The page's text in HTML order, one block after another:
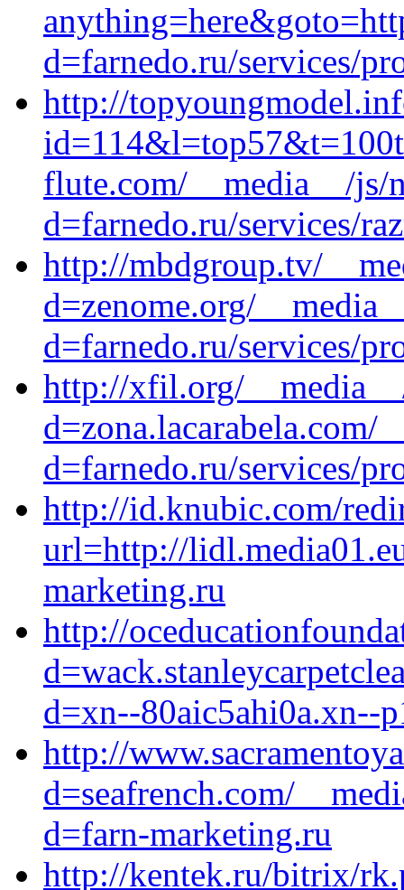
d=farnedo.ru/services/
http://
flute.com/__media__/js/
d=farnedo.ru/services/
http://mbdgroup.tv/
d=zenome.org/
d=farnedo.ru/services/
http://xfil.org/
d=zona.lacarabela.com/
d=farnedo.ru/services/
http://id.knubic.com/
url=http://
marketing.ru
http://
d=xn--80aic5ahi0a.xn--
http://
d=seafrench.com/
d=farn-marketing.ru
http://kentek.ru/bitrix/